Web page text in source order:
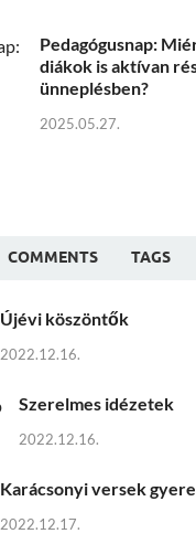
Pedagógusnap:
diákok is aktívan
ünneplésben?
2025.05.27.
COMMENTS TAGS
Újévi köszöntők
2022.12.16.
Szerelmes idézetek
2022.12.16.
Karácsonyi versek
2022.12.17.